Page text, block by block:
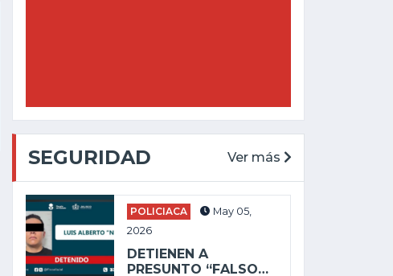
SEGURIDAD Ver más
POLICIACA
May 05,
2026
DETIENEN A
PRESUNTO “FALSO…